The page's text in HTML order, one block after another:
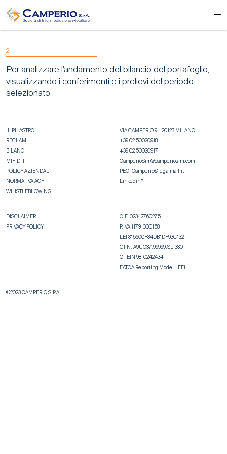
2
Per analizzare l’andamento del bilancio del portafoglio,
visualizzando i conferimenti e i prelievi del periodo
selezionato.
III PILASTRO
RECLAMI
BILANCI
MIFID II
POLICY AZIENDALI
NORMATIVA ACF
WHISTLEBLOWING
VIA CAMPERIO 9 – 20123 MILANO
+39 02 50020918
+39 02 50020917
CamperioSim@camperiosim.com
PEC: Camperio@legalmail.it
Linkedin
DISCLAIMER
PRIVACY POLICY
C.F. 02342760275
P.IVA 11791000158
LEI 815600F84DB1DF93C132
GIIN. A9UQ37.99999.SL.380
QI-EIN 98-0242434
FATCA Reporting Model 1 FFi
©2023 CAMPERIO S.P.A